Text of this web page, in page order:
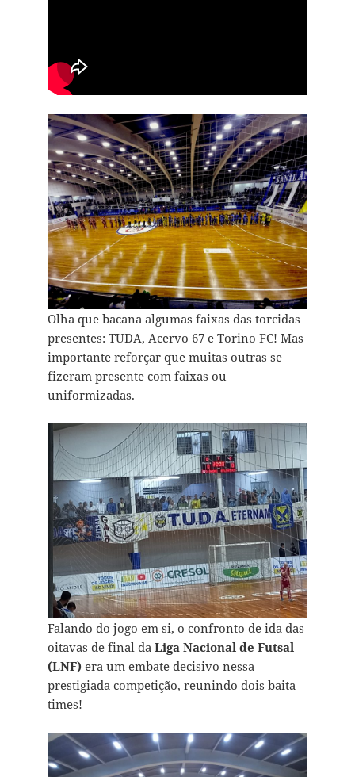
Olha que bacana algumas faixas das torcidas
presentes: TUDA, Acervo 67 e Torino FC! Mas
importante reforçar que muitas outras se
fizeram presente com faixas ou
uniformizadas.
Falando do jogo em si, o confronto de ida das
oitavas de final da Liga Nacional de Futsal
(LNF) era um embate decisivo nessa
prestigiada competição, reunindo dois baita
times!